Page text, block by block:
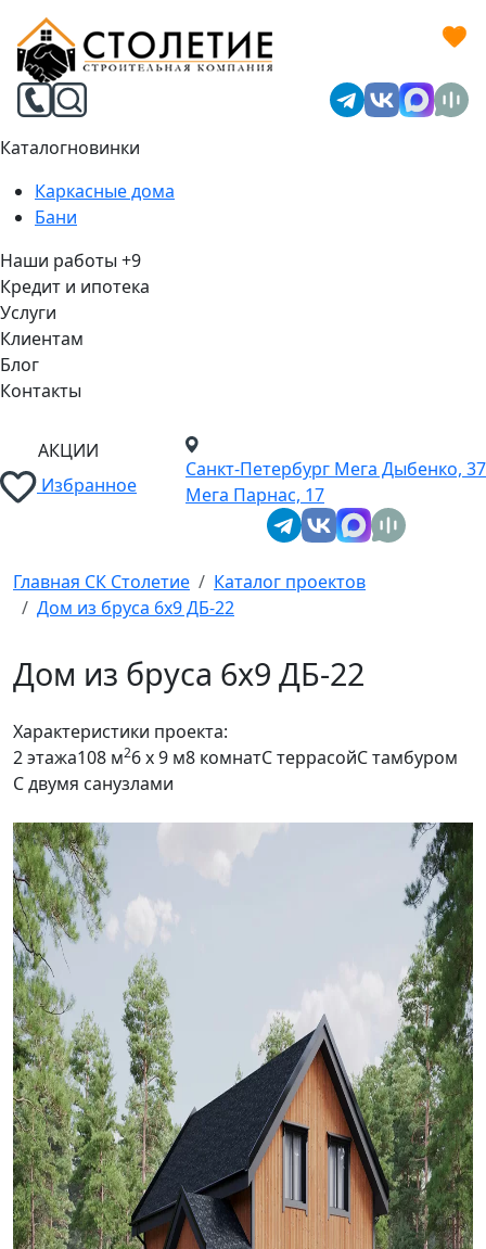
Каталогновинки
Каркасные дома
Бани
Наши работы +9
Кредит и ипотека
Услуги
Клиентам
Блог
Контакты
АКЦИИ
Избранное
Санкт-Петербург Мега Дыбенко, 37
Мега Парнас, 17
Главная СК Столетие
Каталог проектов
Дом из бруса 6x9 ДБ-22
Дом из бруса 6x9 ДБ-22
Характеристики проекта:
2 этажа108 м26 x 9 м8 комнатС террасойС тамбуром
С двумя санузлами